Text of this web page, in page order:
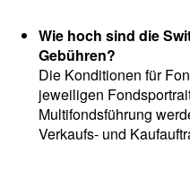
Wie hoch sind die
Gebühren?
Die Konditionen für
jeweiligen
Multifondsführung
Verkaufs- und